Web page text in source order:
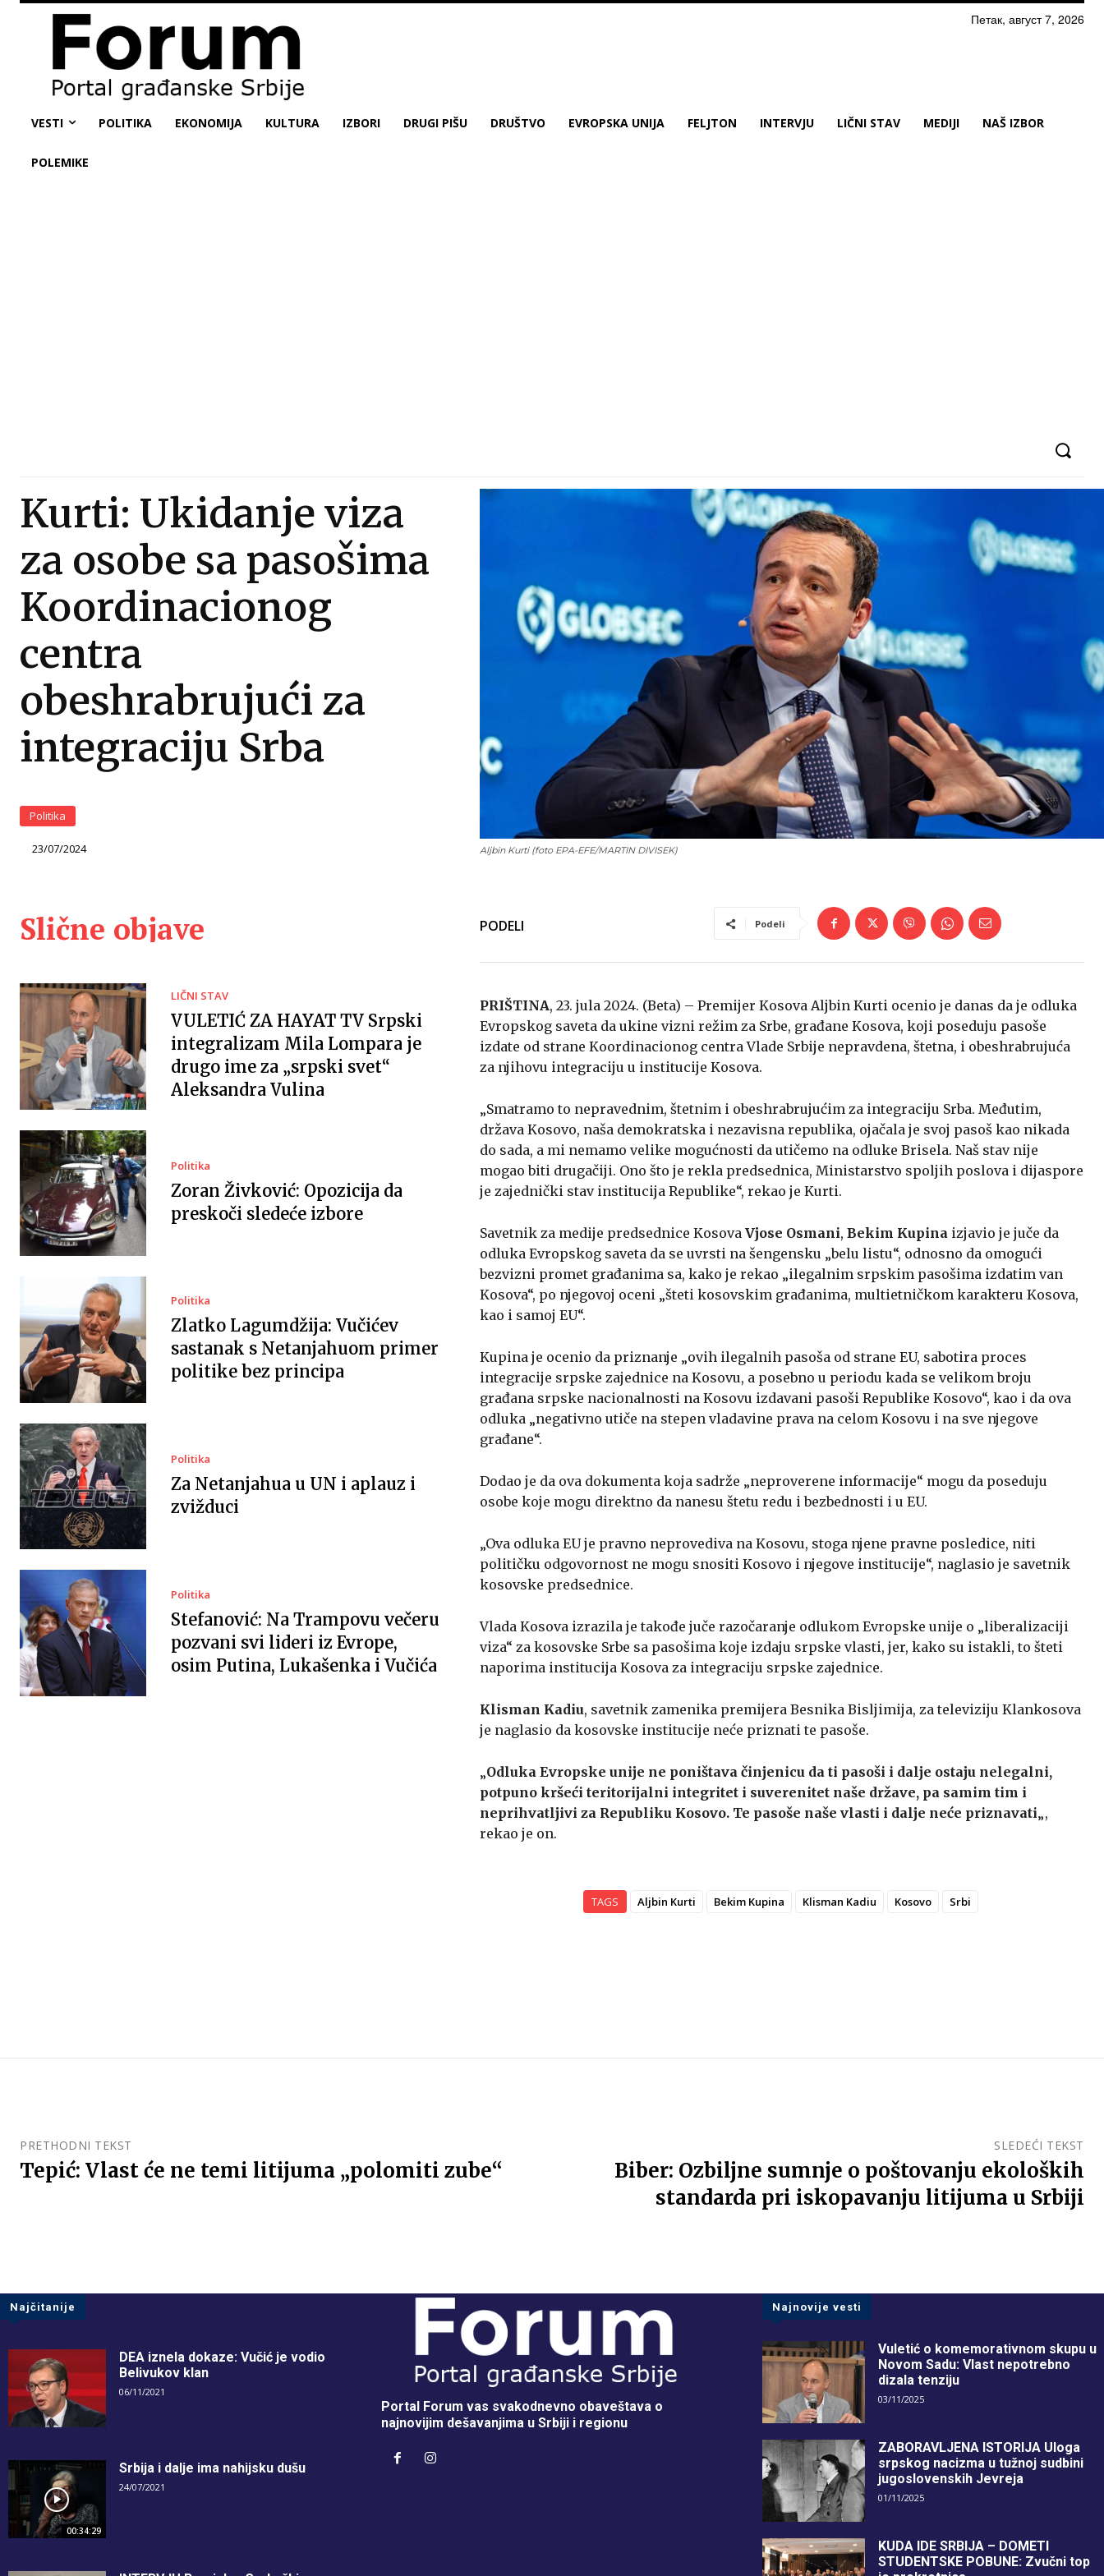
Петак, август 7, 2026
VESTI POLITIKA EKONOMIJA KULTURA IZBORI DRUGI PIŠU DRUŠTVO EVROPSKA UNIJA FELJTON INTERVJU LIČNI STAV MEDIJI NAŠ IZBOR
POLEMIKE
Kurti: Ukidanje viza
za osobe sa pasošima
Koordinacionog
centra
obeshrabrujući za
integraciju Srba
Politika
23/07/2024 Aljbin Kurti (foto EPA-EFE/MARTIN DIVISEK)
Slične objave
LIČNI STAV
VULETIĆ ZA HAYAT TV Srpski
integralizam Mila Lompara je
drugo ime za „srpski svet“
Aleksandra Vulina
Politika
Zoran Živković: Opozicija da
preskoči sledeće izbore
Politika
Zlatko Lagumdžija: Vučićev
sastanak s Netanjahuom primer
politike bez principa
Politika
Za Netanjahua u UN i aplauz i
zvižduci
Politika
Stefanović: Na Trampovu večeru
pozvani svi lideri iz Evrope,
osim Putina, Lukašenka i Vučića
PODELI Podeli
PRIŠTINA, 23. jula 2024. (Beta) – Premijer Kosova Aljbin Kurti ocenio je danas da je odluka
Evropskog saveta da ukine vizni režim za Srbe, građane Kosova, koji poseduju pasoše
izdate od strane Koordinacionog centra Vlade Srbije nepravdena, štetna, i obeshrabrujuća
za njihovu integraciju u institucije Kosova.
„Smatramo to nepravednim, štetnim i obeshrabrujućim za integraciju Srba. Međutim,
država Kosovo, naša demokratska i nezavisna republika, ojačala je svoj pasoš kao nikada
do sada, a mi nemamo velike mogućnosti da utičemo na odluke Brisela. Naš stav nije
mogao biti drugačiji. Ono što je rekla predsednica, Ministarstvo spoljih poslova i dijaspore
je zajednički stav institucija Republike“, rekao je Kurti.
Savetnik za medije predsednice Kosova Vjose Osmani, Bekim Kupina izjavio je juče da
odluka Evropskog saveta da se uvrsti na šengensku „belu listu“, odnosno da omogući
bezvizni promet građanima sa, kako je rekao „ilegalnim srpskim pasošima izdatim van
Kosova“, po njegovoj oceni „šteti kosovskim građanima, multietničkom karakteru Kosova,
kao i samoj EU“.
Kupina je ocenio da priznanje „ovih ilegalnih pasoša od strane EU, sabotira proces
integracije srpske zajednice na Kosovu, a posebno u periodu kada se velikom broju
građana srpske nacionalnosti na Kosovu izdavani pasoši Republike Kosovo“, kao i da ova
odluka „negativno utiče na stepen vladavine prava na celom Kosovu i na sve njegove
građane“.
Dodao je da ova dokumenta koja sadrže „neproverene informacije“ mogu da poseduju
osobe koje mogu direktno da nanesu štetu redu i bezbednosti i u EU.
„Ova odluka EU je pravno neprovediva na Kosovu, stoga njene pravne posledice, niti
političku odgovornost ne mogu snositi Kosovo i njegove institucije“, naglasio je savetnik
kosovske predsednice.
Vlada Kosova izrazila je takođe juče razočaranje odlukom Evropske unije o „liberalizaciji
viza“ za kosovske Srbe sa pasošima koje izdaju srpske vlasti, jer, kako su istakli, to šteti
naporima institucija Kosova za integraciju srpske zajednice.
Klisman Kadiu, savetnik zamenika premijera Besnika Bisljimija, za televiziju Klankosova
je naglasio da kosovske institucije neće priznati te pasoše.
„Odluka Evropske unije ne poništava činjenicu da ti pasoši i dalje ostaju nelegalni,
potpuno kršeći teritorijalni integritet i suverenitet naše države, pa samim tim i
neprihvatljivi za Republiku Kosovo. Te pasoše naše vlasti i dalje neće priznavati„,
rekao je on.
TAGS Aljbin Kurti Bekim Kupina Klisman Kadiu Kosovo Srbi
PRETHODNI TEKST
Tepić: Vlast će ne temi litijuma „polomiti zube“
SLEDEĆI TEKST
Biber: Ozbiljne sumnje o poštovanju ekoloških
standarda pri iskopavanju litijuma u Srbiji
Najčitanije
DEA iznela dokaze: Vučić je vodio
Belivukov klan
06/11/2021
00:34:29
Srbija i dalje ima nahijsku dušu
24/07/2021
Portal Forum vas svakodnevno obaveštava o
najnovijim dešavanjima u Srbiji i regionu
Najnovije vesti
Vuletić o komemorativnom skupu u
Novom Sadu: Vlast nepotrebno
dizala tenziju
03/11/2025
ZABORAVLJENA ISTORIJA Uloga
srpskog nacizma u tužnoj sudbini
jugoslovenskih Jevreja
01/11/2025
KUDA IDE SRBIJA – DOMETI
STUDENTSKE POBUNE: Zvučni top